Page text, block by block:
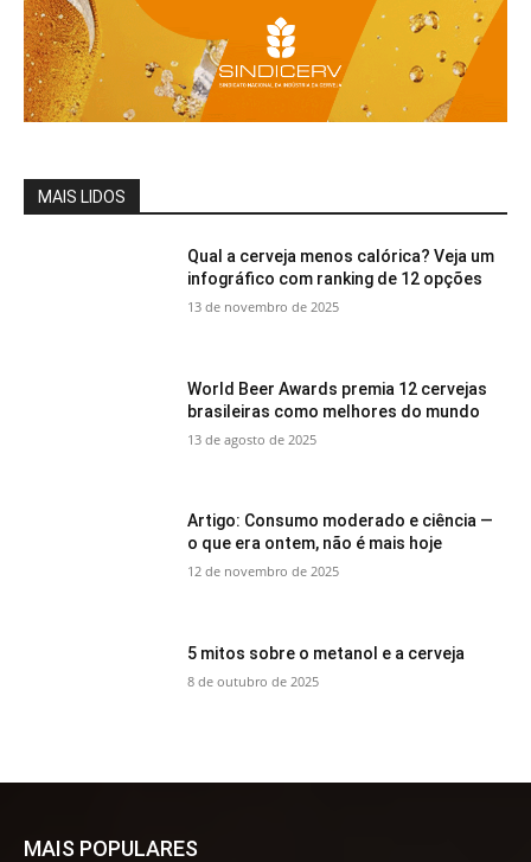
MAIS LIDOS
Qual a cerveja menos calórica? Veja um
infográfico com ranking de 12 opções
13 de novembro de 2025
World Beer Awards premia 12 cervejas
brasileiras como melhores do mundo
13 de agosto de 2025
Artigo: Consumo moderado e ciência —
o que era ontem, não é mais hoje
12 de novembro de 2025
5 mitos sobre o metanol e a cerveja
8 de outubro de 2025
MAIS POPULARES